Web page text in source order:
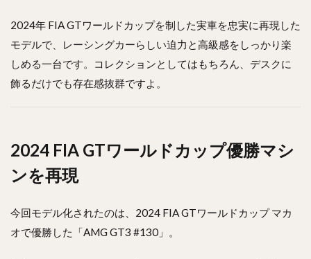
2024年 FIA GTワールドカップを制した実車を忠実に再現した
モデルで、レーシングカーらしい迫力と高級感をしっかり楽
しめる一台です。コレクションとしてはもちろん、デスクに
飾るだけでも存在感抜群ですよ。
2024 FIA GTワールドカップ優勝マシ
ンを再現
今回モデル化されたのは、2024 FIA GTワールドカップ マカ
オで優勝した「AMG GT3 #130」。